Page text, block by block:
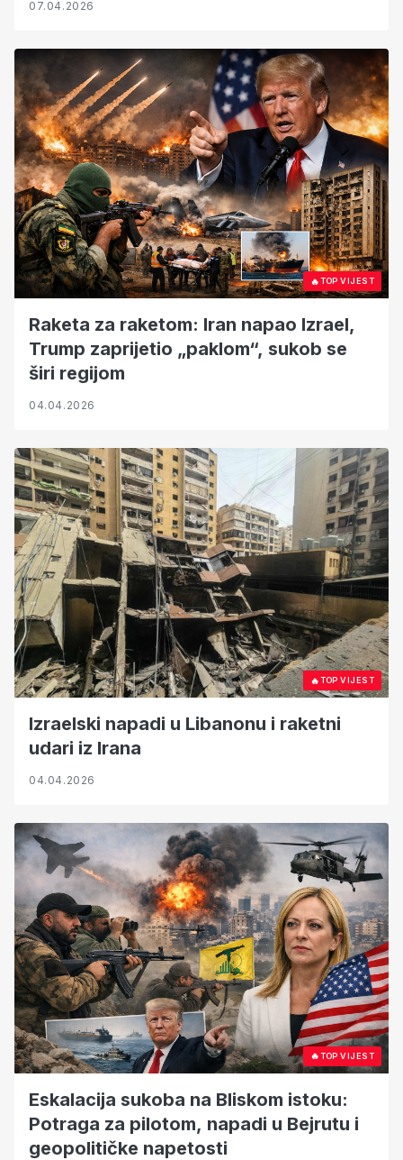
07.04.2026
🔥TOP VIJEST
Raketa za raketom: Iran napao Izrael,
Trump zaprijetio „paklom“, sukob se
širi regijom
04.04.2026
🔥TOP VIJEST
Izraelski napadi u Libanonu i raketni
udari iz Irana
04.04.2026
🔥TOP VIJEST
Eskalacija sukoba na Bliskom istoku:
Potraga za pilotom, napadi u Bejrutu i
geopolitičke napetosti